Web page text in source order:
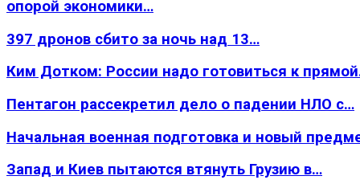
опорой экономики…
397 дронов сбито за ночь над 13…
Ким Дотком: России надо готовиться к
Пентагон рассекретил дело о падении НЛО с…
Начальная военная подготовка и новый
Запад и Киев пытаются втянуть Грузию в…